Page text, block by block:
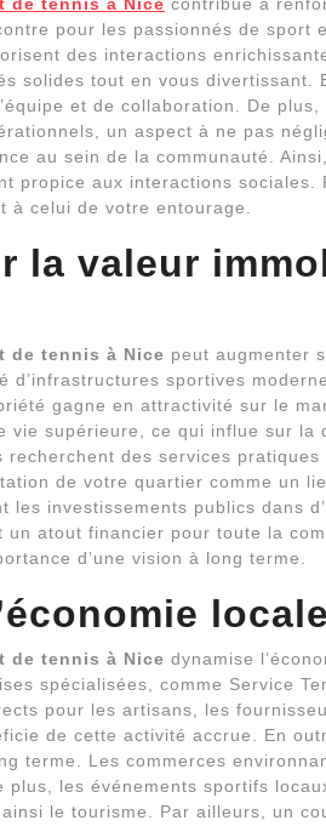
pour les passionnés de sport
des interactions
solides tout en vous divertissant.
et de collaboration. De
un aspect à ne pas
au sein de la communauté.
propice aux interactions
à celui de votre entourage.
la valeur
de tennis à Nice peut augmenter
d’infrastructures sportives
gagne en attractivité sur le
vie supérieure, ce qui influe sur la
recherchent des services
de votre quartier comme un
les investissements publics dans
un atout financier pour toute la
d’une vision à long terme.
locale
de tennis à Nice dynamise
spécialisées, comme Service
pour les artisans, les
de cette activité accrue. En
terme. Les commerces
plus, les événements sportifs
le tourisme. Par ailleurs, un